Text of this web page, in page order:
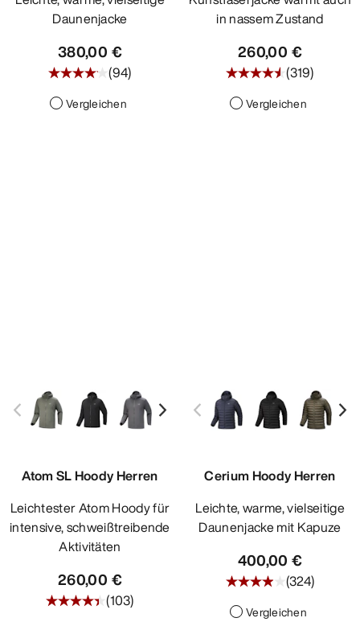
Daunenjacke
380,00 €
(94)
Vergleichen
in nassem Zustand
260,00 €
(319)
Vergleichen
Atom SL Hoody Herren
Leichtester Atom Hoody für
intensive, schweißtreibende
Aktivitäten
260,00 €
(103)
Cerium Hoody Herren
Leichte, warme, vielseitige
Daunenjacke mit Kapuze
400,00 €
(324)
Vergleichen